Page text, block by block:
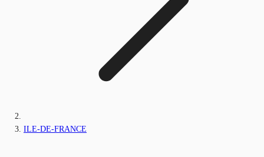
ILE-DE-FRANCE